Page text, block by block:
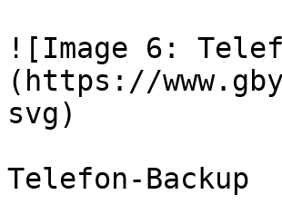
![Image 6:
(https://
svg)
Telefon-Backup